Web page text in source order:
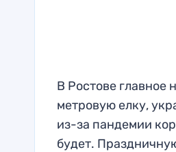
В Ростове главное
метровую елку,
из-за пандемии
будет.